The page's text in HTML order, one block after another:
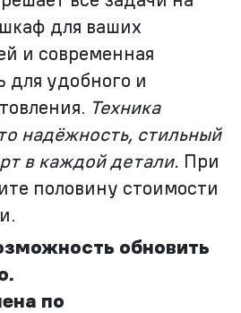
для ваших
и современная
для удобного и
Техника
надёжность, стильный
в каждой детали. При
половину стоимости
обновить
по